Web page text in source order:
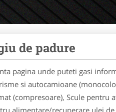
de padure
pagina unde puteti gasi
si autocamioane
(compresoare), Scule pentru
alimentare/recuperare ulei